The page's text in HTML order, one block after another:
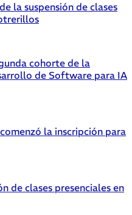
la suspensión de clases
cohorte de la
de Software para IA
la inscripción para
de clases presenciales en